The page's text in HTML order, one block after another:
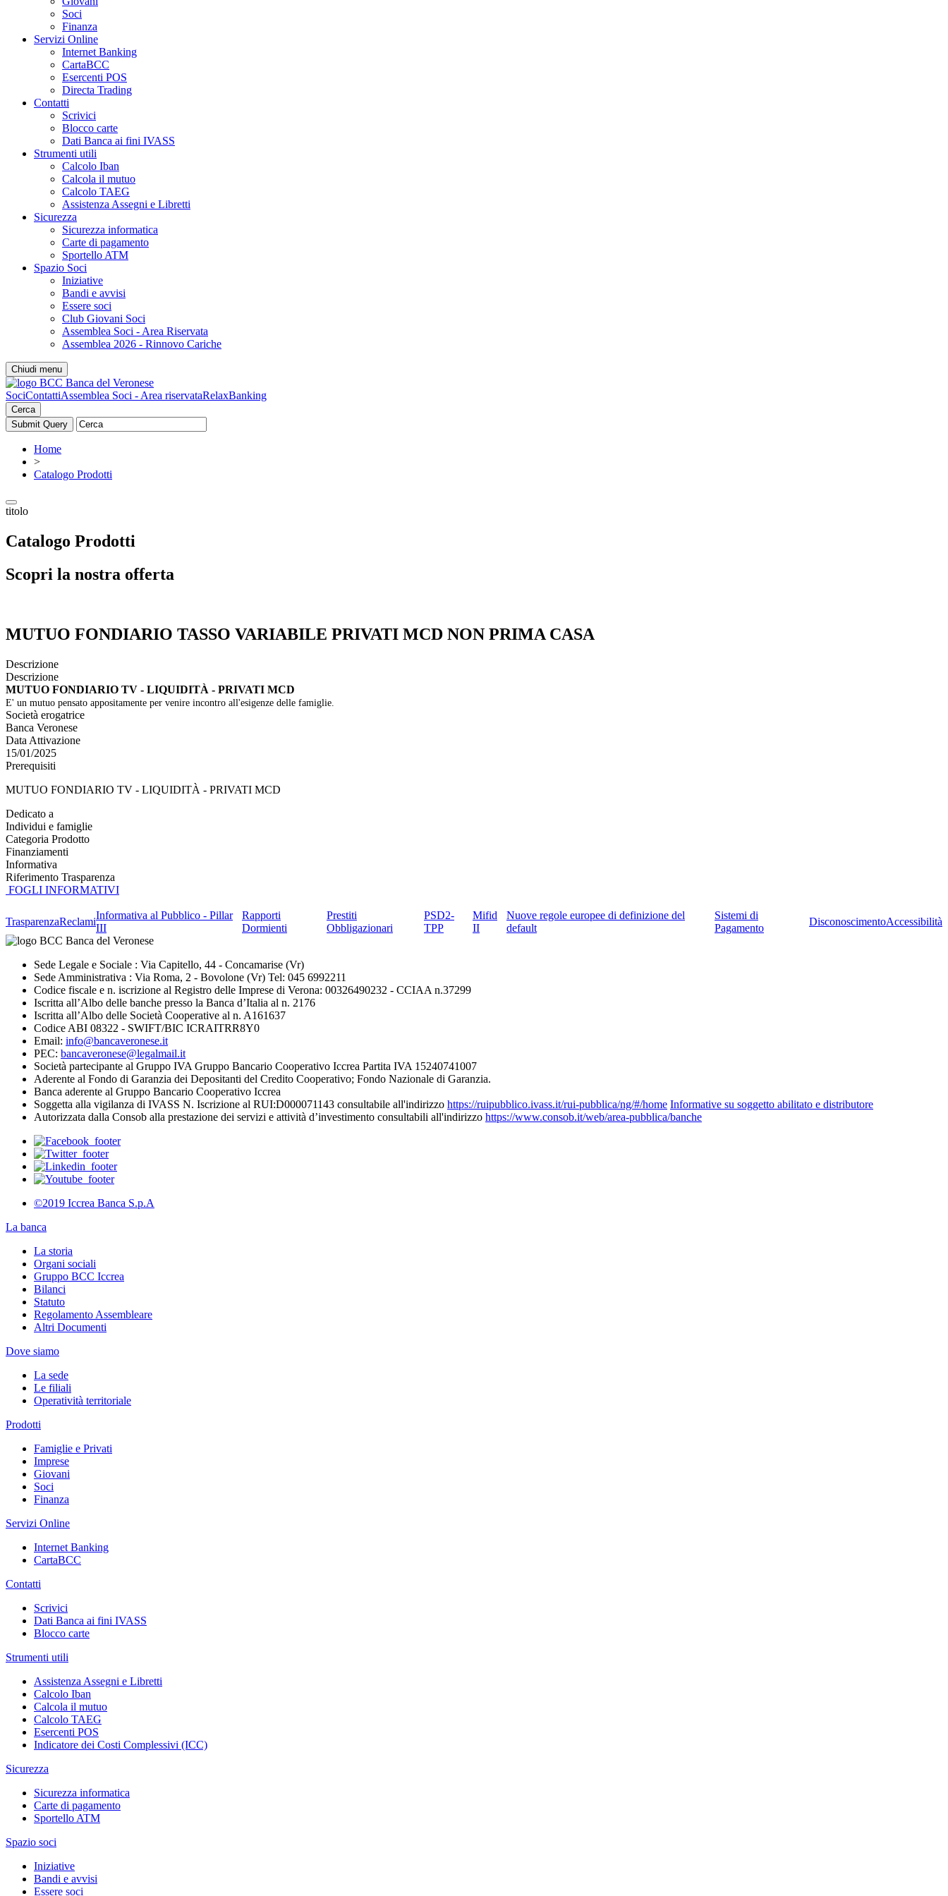
Soci
Finanza
Servizi Online
Internet Banking
CartaBCC
Esercenti POS
Directa Trading
Contatti
Scrivici
Blocco carte
Dati Banca ai fini IVASS
Strumenti utili
Calcolo Iban
Calcola il mutuo
Calcolo TAEG
Assistenza Assegni e Libretti
Sicurezza
Sicurezza informatica
Carte di pagamento
Sportello ATM
Spazio Soci
Iniziative
Bandi e avvisi
Essere soci
Club Giovani Soci
Assemblea Soci - Area Riservata
Assemblea 2026 - Rinnovo Cariche
Chiudi menu
SociContattiAssemblea Soci - Area riservataRelaxBanking
Cerca
Home
>
Catalogo Prodotti
titolo
Catalogo Prodotti
Scopri la nostra offerta
MUTUO FONDIARIO TASSO VARIABILE PRIVATI MCD NON PRIMA CASA
Descrizione
Descrizione
MUTUO FONDIARIO TV - LIQUIDITÀ - PRIVATI MCD
E' un mutuo pensato appositamente per venire incontro all'esigenze delle famiglie.
Società erogatrice
Banca Veronese
Data Attivazione
15/01/2025
Prerequisiti
MUTUO FONDIARIO TV - LIQUIDITÀ - PRIVATI MCD
Dedicato a
Individui e famiglie
Categoria Prodotto
Finanziamenti
Informativa
Riferimento Trasparenza
FOGLI INFORMATIVI
TrasparenzaReclami
Informativa al Pubblico - Pillar
III
Rapporti
Dormienti
Prestiti
Obbligazionari
PSD2-
TPP
Mifid
II
Nuove regole europee di definizione del
default
Sistemi di
Pagamento
DisconoscimentoAccessibilità
Sede Legale e Sociale : Via Capitello, 44 - Concamarise (Vr)
Sede Amministrativa : Via Roma, 2 - Bovolone (Vr) Tel: 045 6992211
Codice fiscale e n. iscrizione al Registro delle Imprese di Verona: 00326490232 - CCIAA n.37299
Iscritta all’Albo delle banche presso la Banca d’Italia al n. 2176
Iscritta all’Albo delle Società Cooperative al n. A161637
Codice ABI 08322 - SWIFT/BIC ICRAITRR8Y0
Email: info@bancaveronese.it
PEC: bancaveronese@legalmail.it
Società partecipante al Gruppo IVA Gruppo Bancario Cooperativo Iccrea Partita IVA 15240741007
Aderente al Fondo di Garanzia dei Depositanti del Credito Cooperativo; Fondo Nazionale di Garanzia.
Banca aderente al Gruppo Bancario Cooperativo Iccrea
Soggetta alla vigilanza di IVASS N. Iscrizione al RUI:D000071143 consultabile all'indirizzo https://ruipubblico.ivass.it/rui-pubblica/ng/#/home Informative su soggetto abilitato e distributore
Autorizzata dalla Consob alla prestazione dei servizi e attività d’investimento consultabili all'indirizzo https://www.consob.it/web/area-pubblica/banche
©2019 Iccrea Banca S.p.A
La banca
La storia
Organi sociali
Gruppo BCC Iccrea
Bilanci
Statuto
Regolamento Assembleare
Altri Documenti
Dove siamo
La sede
Le filiali
Operatività territoriale
Prodotti
Famiglie e Privati
Imprese
Giovani
Soci
Finanza
Servizi Online
Internet Banking
CartaBCC
Contatti
Scrivici
Dati Banca ai fini IVASS
Blocco carte
Strumenti utili
Assistenza Assegni e Libretti
Calcolo Iban
Calcola il mutuo
Calcolo TAEG
Esercenti POS
Indicatore dei Costi Complessivi (ICC)
Sicurezza
Sicurezza informatica
Carte di pagamento
Sportello ATM
Spazio soci
Iniziative
Bandi e avvisi
Essere soci